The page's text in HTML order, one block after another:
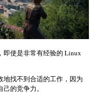
即使是非常有经验的 Linux
找不到合适的工作，因为
的竞争力。